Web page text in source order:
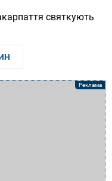
святкують